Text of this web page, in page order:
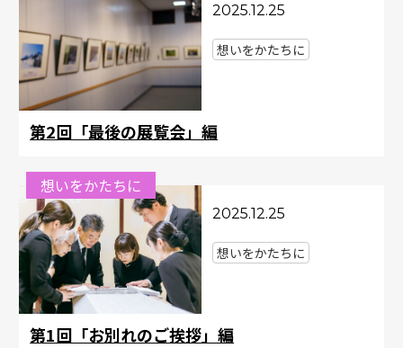
2025.12.25
第2回「最後の展覧会」編
想いをかたちに
想いをかたちに
2025.12.25
第1回「お別れのご挨拶」編
想いをかたちに